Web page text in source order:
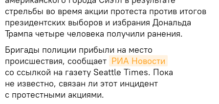
стрельбы во время акции протеста против итогов
президентских выборов и избрания Дональда
Трампа четыре человека получили ранения.
Бригады полиции прибыли на место
происшествия, сообщает РИА Новости
со ссылкой на газету Seattle Times. Пока
не известно, связан ли этот инцидент
с протестными акциями.